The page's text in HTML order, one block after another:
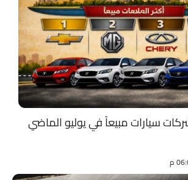
أفضل 10 شركات سيارات مبيعاً في يوليو الماضي